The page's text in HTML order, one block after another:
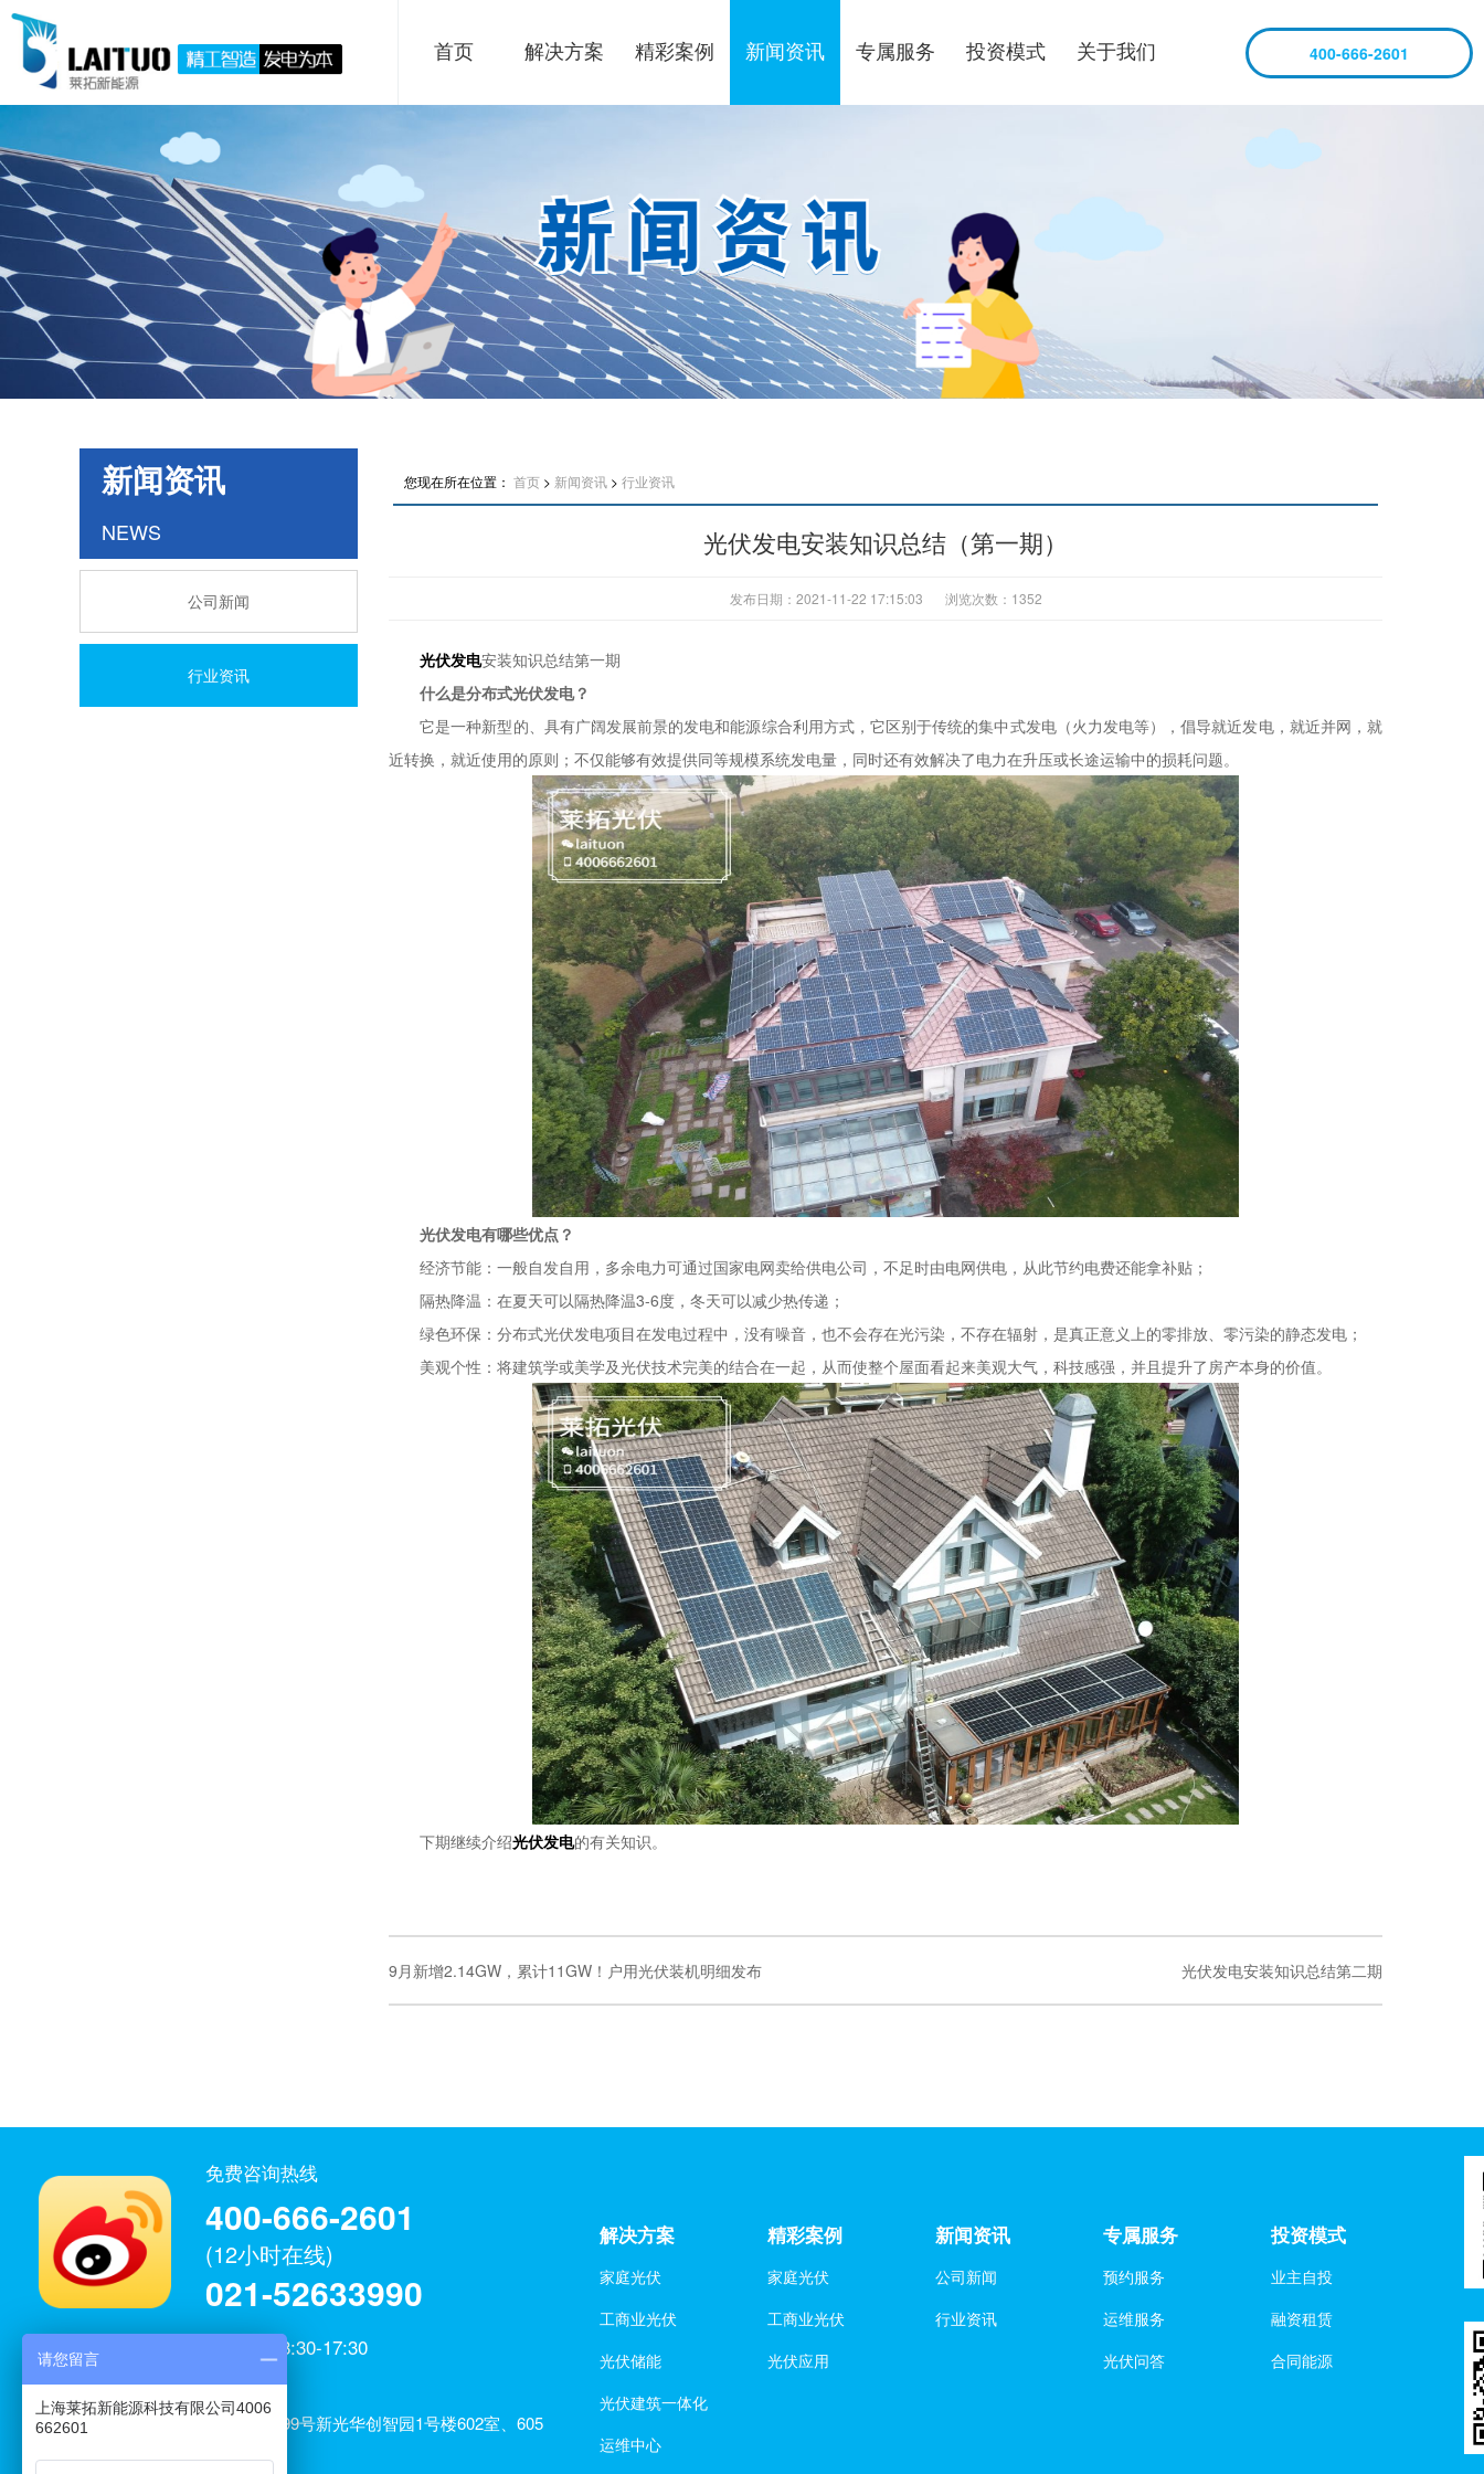
首页 解决方案 精彩案例 新闻资讯 专属服务 投资模式 关于我们 400-666-2601
新闻资讯
NEWS
公司新闻
行业资讯
您现在所在位置： 首页 > 新闻资讯 > 行业资讯
光伏发电安装知识总结（第一期）
发布日期：2021-11-22 17:15:03 浏览次数： 1352
光伏发电安装知识总结第一期
什么是分布式光伏发电？
它是一种新型的、具有广阔发展前景的发电和能源综合利用方式，它区别于传统的集中式发电（火力发电等），倡导就近发电，就近并网，就
近转换，就近使用的原则；不仅能够有效提供同等规模系统发电量，同时还有效解决了电力在升压或长途运输中的损耗问题。
光伏发电有哪些优点？
经济节能：一般自发自用，多余电力可通过国家电网卖给供电公司，不足时由电网供电，从此节约电费还能拿补贴；
隔热降温：在夏天可以隔热降温3-6度，冬天可以减少热传递；
绿色环保：分布式光伏发电项目在发电过程中，没有噪音，也不会存在光污染，不存在辐射，是真正意义上的零排放、零污染的静态发电；
美观个性：将建筑学或美学及光伏技术完美的结合在一起，从而使整个屋面看起来美观大气，科技感强，并且提升了房产本身的价值。
下期继续介绍光伏发电的有关知识。
9月新增2.14GW，累计11GW！户用光伏装机明细发布 光伏发电安装知识总结第二期
微博官方
免费咨询热线
400-666-2601
(12小时在线)
021-52633990
工作日：8:30-17:30
上海莱拓新能源科技有限公司
公司地址：上海市闵行区元江路3699号新光华创智园1号楼602室、605
解决方案
家庭光伏
工商业光伏
光伏储能
光伏建筑一体化
运维中心
精彩案例
家庭光伏
工商业光伏
光伏应用
新闻资讯
公司新闻
行业资讯
专属服务
预约服务
运维服务
光伏问答
投资模式
业主自投
融资租赁
合同能源
请您留言
上海莱拓新能源科技有限公司4006
662601